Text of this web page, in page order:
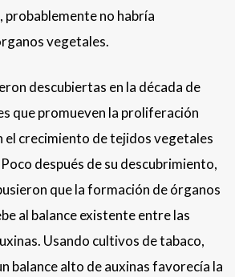
probablemente no habría
vegetales.
descubiertas en la década de
que promueven la proliferación
el crecimiento de tejidos vegetales
después de su descubrimiento,
que la formación de órganos
al balance existente entre las
Usando cultivos de tabaco,
balance alto de auxinas favorecía la